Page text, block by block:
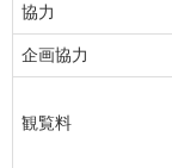
協力
企画協力
観覧料